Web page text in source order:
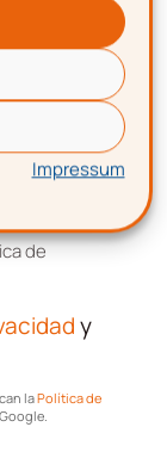
Impressum
de
y
laPolítica de